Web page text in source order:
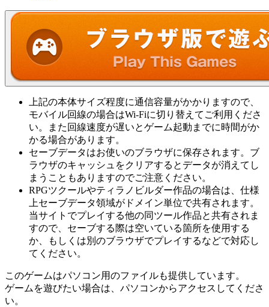
上記の本体サイズ程度に通信容量がかかりますので、
モバイル回線の場合はWi-Fiに切り替えてご利用くださ
い。また回線速度が遅いとゲーム起動までに時間がか
かる場合があります。
セーブデータはお使いのブラウザに保存されます。ブ
ラウザのキャッシュをクリアするとデータが消えてし
まうこともありますのでご注意ください。
RPGツクールやティラノビルダー作品の場合は、仕様
上セーブデータ領域がドメイン単位で共有されます。
当サイトでプレイする他の同ツール作品と共有されま
すので、セーブする際は空いている箇所を使用する
か、もしくは別のブラウザでプレイするなどで対応し
てください。
このゲームはパソコン用のファイルも提供しています。
ゲームを遊びたい場合は、パソコンからアクセスしてくださ
い。